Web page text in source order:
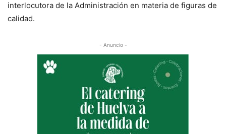
interlocutora de la Administración en materia de figuras de
calidad.
- Anuncio -